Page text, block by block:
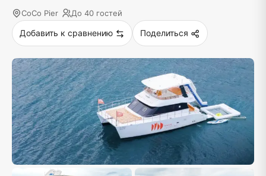
CoCo Pier До 40 гостей
Добавить к сравнению Поделиться